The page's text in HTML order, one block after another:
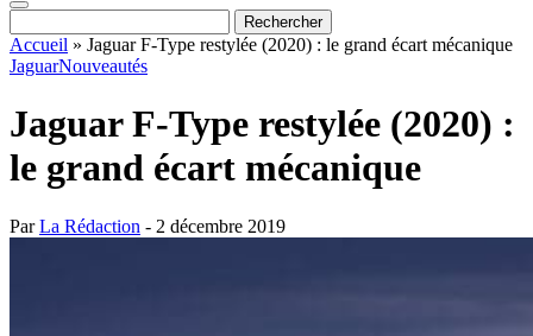
Accueil » Jaguar F-Type restylée (2020) : le grand écart mécanique
JaguarNouveautés
Jaguar F-Type restylée (2020) :
le grand écart mécanique
ParLa Rédaction - 2 décembre 2019